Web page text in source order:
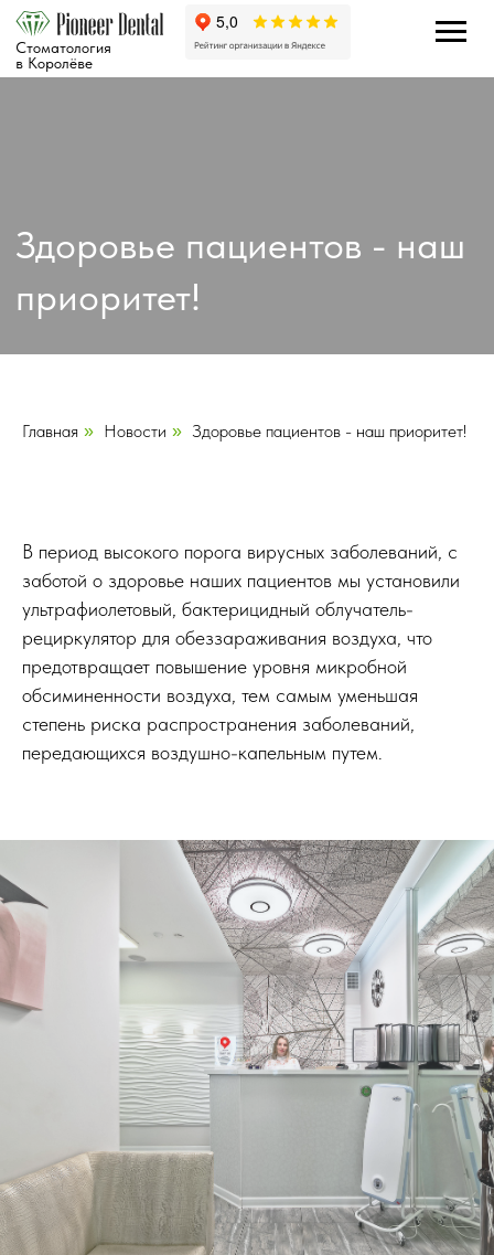
Стоматология
в Королёве
Главная » Новости » Здоровье пациентов - наш приоритет!
В период высокого порога вирусных заболеваний, с
заботой о здоровье наших пациентов мы установили
ультрафиолетовый, бактерицидный облучатель-
рециркулятор для обеззараживания воздуха, что
предотвращает повышение уровня микробной
обсиминенности воздуха, тем самым уменьшая
степень риска распространения заболеваний,
передающихся воздушно-капельным путем.